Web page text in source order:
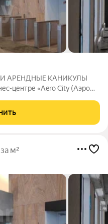
центре «Aero City (Аэро
(НДС, эксплуатационные
м²